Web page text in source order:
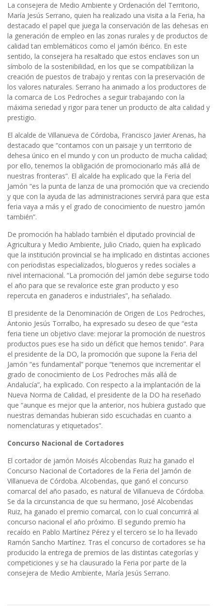
La consejera de Medio Ambiente y Ordenación del Territorio,
María Jesús Serrano, quien ha realizado una visita a la Feria, ha
destacado el papel que juega la conservación de las dehesas en
la generación de empleo en las zonas rurales y de productos de
calidad tan emblemáticos como el jamón ibérico. En este
sentido, la consejera ha resaltado que estos enclaves son un
símbolo de la sostenibilidad, en los que se compatibilizan la
creación de puestos de trabajo y rentas con la preservación de
los valores naturales. Serrano ha animado a los productores de
la comarca de Los Pedroches a seguir trabajando con la
máxima seriedad y rigor para tener un producto de alta calidad y
prestigio.
El alcalde de Villanueva de Córdoba, Francisco Javier Arenas, ha
destacado que “contamos con un paisaje y un territorio de
dehesa único en el mundo y con un producto de mucha calidad;
por ello, tenemos la obligación de promocionarlo más allá de
nuestras fronteras”. El alcalde ha explicado que la Feria del
Jamón “es la punta de lanza de una promoción que va creciendo
y que con la ayuda de las administraciones servirá para que esta
feria vaya a más y el grado de conocimiento de nuestro jamón
también”.
De promoción ha hablado también el diputado provincial de
Agricultura y Medio Ambiente, Julio Criado, quien ha explicado
que la institución provincial se ha implicado en distintas acciones
con periodistas especializados, blogueros y redes sociales a
nivel internacional. “La promoción del jamón debe seguirse todo
el año para que se revalorice este gran producto y eso
repercuta en ganaderos e industriales”, ha señalado.
El presidente de la Denominación de Origen de Los Pedroches,
Antonio Jesús Torralbo, ha expresado su deseo de que “esta
feria tiene un objetivo clave: mejorar la promoción de nuestros
productos pues ese ha sido un déficit que hemos tenido”. Para
el presidente de la DO, la promoción que supone la Feria del
Jamón “es fundamental” porque “tenemos que incrementar el
grado de conocimiento de Los Pedroches más allá de
Andalucía”, ha explicado. Con respecto a la implantación de la
Nueva Norma de Calidad, el presidente de la DO ha reseñado
que “aunque es mejor que la anterior, nos hubiera gustado que
nuestras demandas hubieran sido escuchadas en cuanto a
nomenclaturas y etiquetados”.
Concurso Nacional de Cortadores
El cortador de jamón Moisés Alcobendas Ruiz ha ganado el
Concurso Nacional de Cortadores de la Feria del Jamón de
Villanueva de Córdoba. Alcobendas, que ganó el concurso
comarcal del año pasado, es natural de Villanueva de Córdoba.
Se da la circunstancia de que su hermano, José Alcobendas
Ruiz, ha ganado el premio comarcal, con lo cual concurrirá al
concurso nacional el año próximo. El segundo premio ha
recaído en Pablo Martínez Pérez y el tercero se lo ha llevado
Ramón Sancho Martínez. Tras el concurso de cortadores se ha
producido la entrega de premios de las distintas categorías y
competiciones y se ha clausurado la Feria por parte de la
consejera de Medio Ambiente, María Jesús Serrano.